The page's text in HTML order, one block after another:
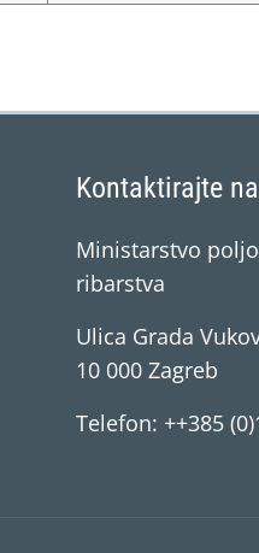
Kontaktirajte
Ministarstvo
ribarstva
Ulica Grada
10 000 Zagreb
Telefon: ++385